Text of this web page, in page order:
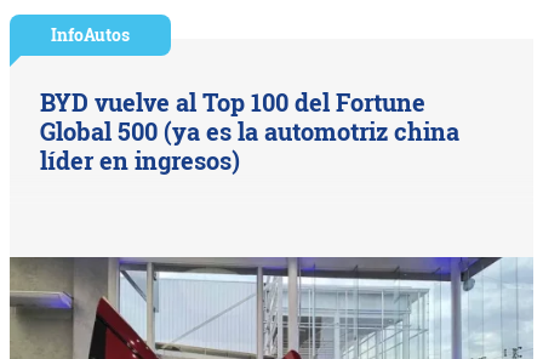
InfoAutos
BYD vuelve al Top 100 del Fortune
Global 500 (ya es la automotriz china
líder en ingresos)